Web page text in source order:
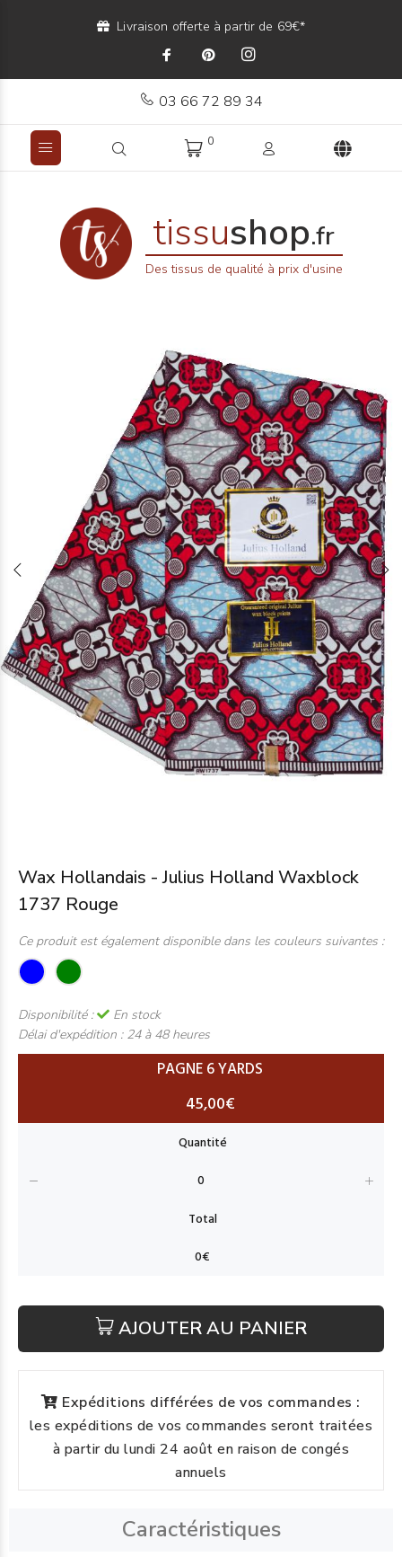
Livraison offerte à partir de 69€*
03 66 72 89 34
0
tissushop.fr
Des tissus de qualité à prix d'usine
Wax Hollandais - Julius Holland Waxblock
1737 Rouge
Ce produit est également disponible dans les couleurs suivantes :
Disponibilité :
En stock
Délai d'expédition : 24 à 48 heures
PAGNE 6 YARDS
45,00€
AJOUTER AU PANIER
Expéditions différées de vos commandes :
les expéditions de vos commandes seront traitées
à partir du lundi 24 août en raison de congés
annuels
Caractéristiques